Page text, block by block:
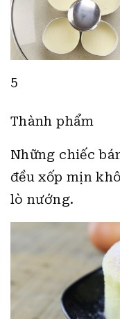
5
Thành phẩm
Những chiếc
đều xốp mịn
lò nướng.